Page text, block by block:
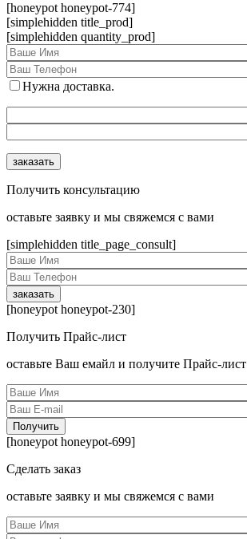
[honeypot honeypot-774]
[simplehidden title_prod]
[simplehidden quantity_prod]
Нужна доставка.
Получить консультацию
оcтавьте заявку и мы свяжемся с вами
[simplehidden title_page_consult]
[honeypot honeypot-230]
Получить Прайс-лист
оcтавьте Ваш емайл и получите Прайс-лист
[honeypot honeypot-699]
Сделать заказ
оcтавьте заявку и мы свяжемся с вами